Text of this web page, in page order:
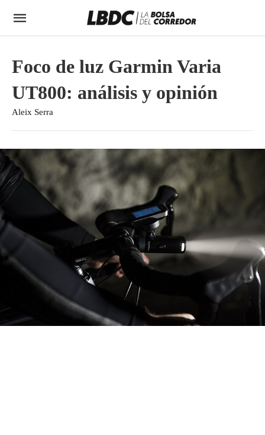
Foco de luz Garmin Varia
UT800: análisis y opinión
Aleix Serra